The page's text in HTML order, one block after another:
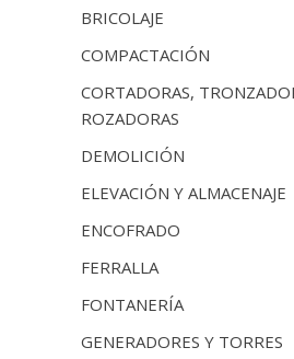
BRICOLAJE
COMPACTACIÓN
CORTADORAS,
ROZADORAS
DEMOLICIÓN
ELEVACIÓN Y ALMACENAJE
ENCOFRADO
FERRALLA
FONTANERÍA
GENERADORES Y TORRES